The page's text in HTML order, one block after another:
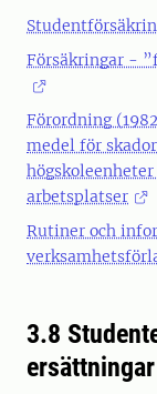
Försäkringar -
Förordning
medel för
arbetsplatser
Rutiner och
3.8
ersättningar